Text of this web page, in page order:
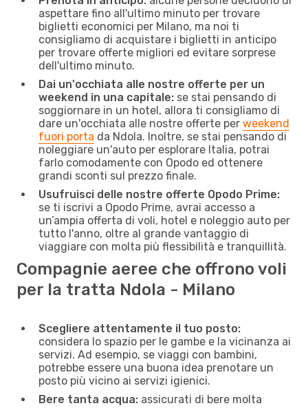
aspettare fino all'ultimo minuto per trovare
biglietti economici per Milano, ma noi ti
consigliamo di acquistare i biglietti in anticipo
per trovare offerte migliori ed evitare sorprese
dell'ultimo minuto.
Dai un'occhiata alle nostre offerte per un
weekend in una capitale: se stai pensando di
soggiornare in un hotel, allora ti consigliamo di
dare un'occhiata alle nostre offerte per weekend
fuori porta da Ndola. Inoltre, se stai pensando di
noleggiare un'auto per esplorare Italia, potrai
farlo comodamente con Opodo ed ottenere
grandi sconti sul prezzo finale.
Usufruisci delle nostre offerte Opodo Prime:
se ti iscrivi a Opodo Prime, avrai accesso a
un’ampia offerta di voli, hotel e noleggio auto per
tutto l'anno, oltre al grande vantaggio di
viaggiare con molta più flessibilità e tranquillità.
Compagnie aeree che offrono voli
per la tratta Ndola - Milano
Scegliere attentamente il tuo posto:
considera lo spazio per le gambe e la vicinanza ai
servizi. Ad esempio, se viaggi con bambini,
potrebbe essere una buona idea prenotare un
posto più vicino ai servizi igienici.
Bere tanta acqua: assicurati di bere molta